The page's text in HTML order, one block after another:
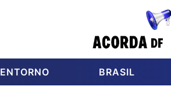
ENTORNO BRASIL